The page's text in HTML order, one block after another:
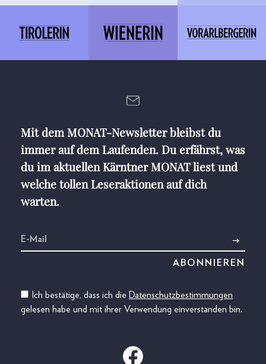
Mit dem MONAT-Newsletter bleibst du
immer auf dem Laufenden. Du erfährst, was
du im aktuellen Kärntner MONAT liest und
welche tollen Leseraktionen auf dich
warten.
Ich bestätige, dass ich die Datenschutzbestimmungen
gelesen habe und mit ihrer Verwendung einverstanden bin.